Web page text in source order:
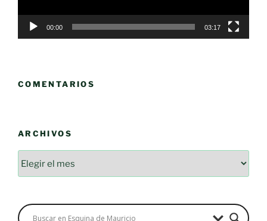
00:00 03:17
COMENTARIOS
ARCHIVOS